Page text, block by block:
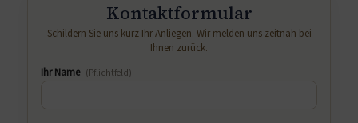
Kontaktformular
Schildern Sie uns kurz Ihr Anliegen. Wir melden uns zeitnah bei
Ihnen zurück.
Ihr Name (Pflichtfeld)